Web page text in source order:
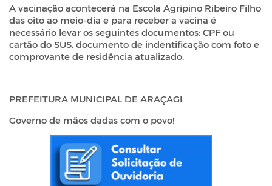
A vacinação acontecerá na Escola Agripino Ribeiro Filho
das oito ao meio-dia e para receber a vacina é
necessário levar os seguintes documentos: CPF ou
cartão do SUS, documento de indentificação com foto e
comprovante de residência atualizado.
PREFEITURA MUNICIPAL DE ARAÇAGI
Governo de mãos dadas com o povo!